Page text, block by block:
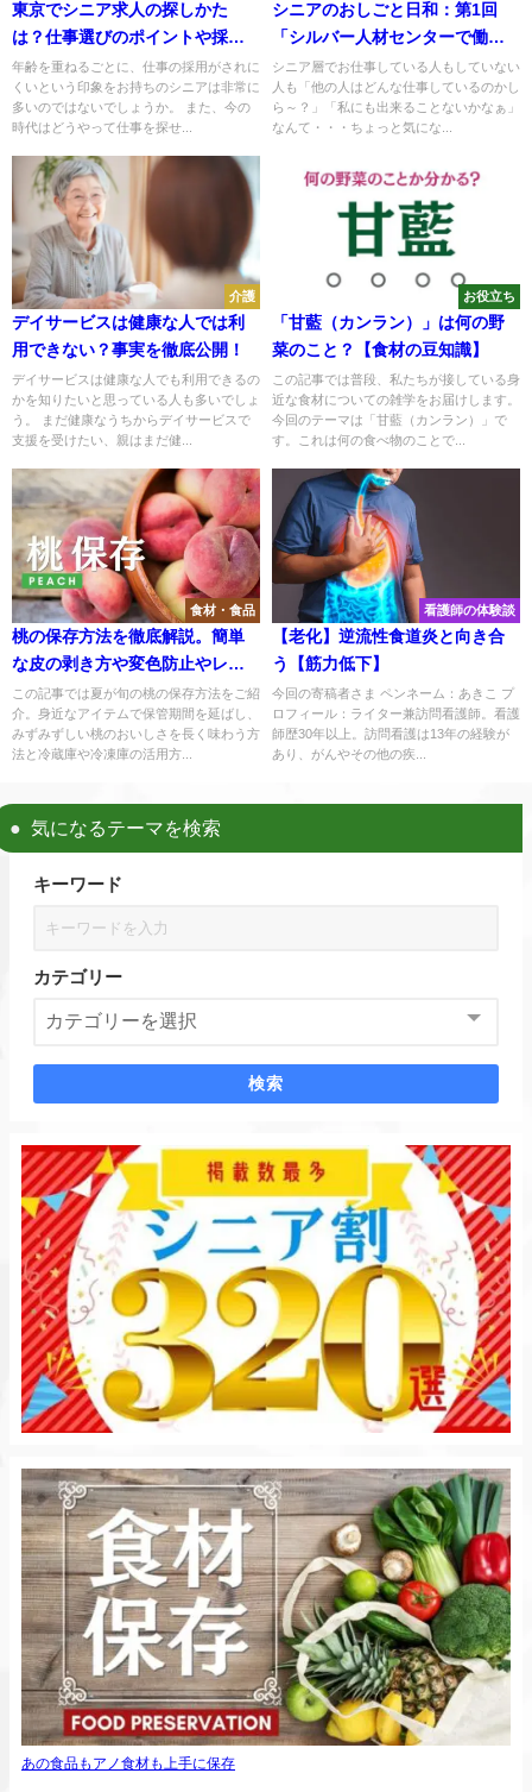
東京でシニア求人の探しかた
は？仕事選びのポイントや採用
されにくい理由を解説！
年齢を重ねるごとに、仕事の採用がされに
くいという印象をお持ちのシニアは非常に
多いのではないでしょうか。 また、今の
時代はどうやって仕事を探せ...
シニアのおしごと日和：第1回
「シルバー人材センターで働い
てみた」
シニア層でお仕事している人もしていない
人も「他の人はどんな仕事しているのかし
ら～？」「私にも出来ることないかなぁ」
なんて・・・ちょっと気にな...
介護
デイサービスは健康な人では利
用できない？事実を徹底公開！
デイサービスは健康な人でも利用できるの
かを知りたいと思っている人も多いでしょ
う。 まだ健康なうちからデイサービスで
支援を受けたい、親はまだ健...
お役立ち
「甘藍（カンラン）」は何の野
菜のこと？【食材の豆知識】
この記事では普段、私たちが接している身
近な食材についての雑学をお届けします。
今回のテーマは「甘藍（カンラン）」で
す。これは何の食べ物のことで...
食材・食品
桃の保存方法を徹底解説。簡単
な皮の剥き方や変色防止やレシ
ピまで
この記事では夏が旬の桃の保存方法をご紹
介。身近なアイテムで保管期間を延ばし、
みずみずしい桃のおいしさを長く味わう方
法と冷蔵庫や冷凍庫の活用方...
看護師の体験談
【老化】逆流性食道炎と向き合
う【筋力低下】
今回の寄稿者さま ペンネーム：あきこ プ
ロフィール：ライター兼訪問看護師。看護
師歴30年以上。訪問看護は13年の経験が
あり、がんやその他の疾...
気になるテーマを検索
キーワード
カテゴリー
検索
あの食品もアノ食材も上手に保存